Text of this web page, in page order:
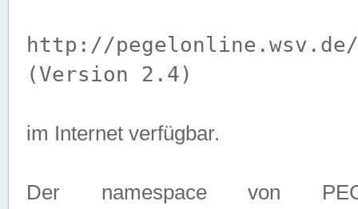
http://pegelonline.wsv.de/
(Version 2.4)
im Internet verfügbar.
Der namespace von